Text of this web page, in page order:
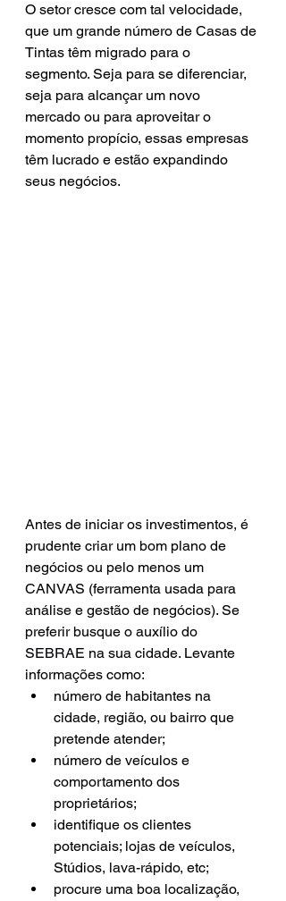
O setor cresce com tal velocidade,
que um grande número de Casas de
Tintas têm migrado para o
segmento. Seja para se diferenciar,
seja para alcançar um novo
mercado ou para aproveitar o
momento propício, essas empresas
têm lucrado e estão expandindo
seus negócios.
Antes de iniciar os investimentos, é
prudente criar um bom plano de
negócios ou pelo menos um
CANVAS (ferramenta usada para
análise e gestão de negócios). Se
preferir busque o auxílio do
SEBRAE na sua cidade. Levante
informações como:
número de habitantes na
cidade, região, ou bairro que
pretende atender;
número de veículos e
comportamento dos
proprietários;
identifique os clientes
potenciais; lojas de veículos,
Stúdios, lava-rápido, etc;
procure uma boa localização,